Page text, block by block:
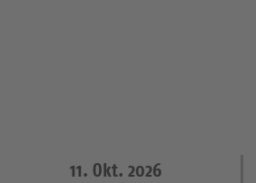
11. Okt. 2026